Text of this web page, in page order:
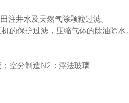
注井水及天然气除颗粒过滤。
的保护过滤，压缩气体的除油除水。
空分制造N2：浮法玻璃